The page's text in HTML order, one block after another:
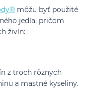
môžu byť použité
jedla, pričom
živín:
z troch rôznych
a mastné kyseliny.